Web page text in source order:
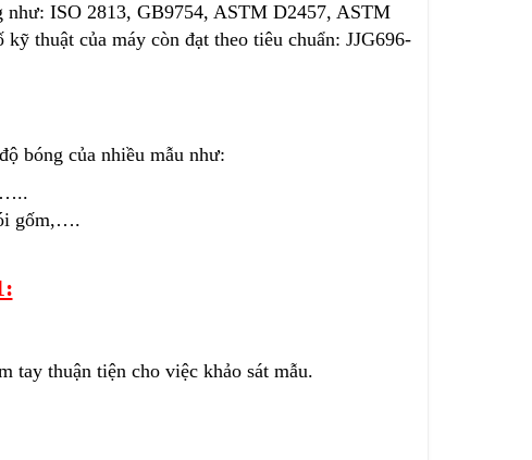
như: ISO 2813, GB9754, ASTM D2457, ASTM
thuật của máy còn đạt theo tiêu chuẩn: JJG696-
bóng của nhiều mẫu như:
gốm,….
tay thuận tiện cho việc khảo sát mẫu.